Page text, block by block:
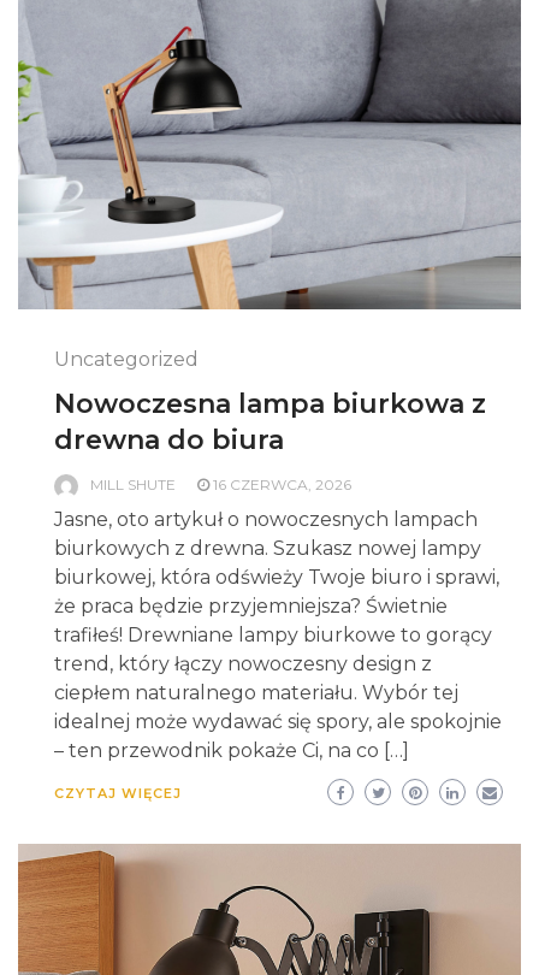
Uncategorized
Nowoczesna lampa biurkowa z
drewna do biura
MILL SHUTE 16 CZERWCA, 2026
Jasne, oto artykuł o nowoczesnych lampach
biurkowych z drewna. Szukasz nowej lampy
biurkowej, która odświeży Twoje biuro i sprawi,
że praca będzie przyjemniejsza? Świetnie
trafiłeś! Drewniane lampy biurkowe to gorący
trend, który łączy nowoczesny design z
ciepłem naturalnego materiału. Wybór tej
idealnej może wydawać się spory, ale spokojnie
– ten przewodnik pokaże Ci, na co […]
CZYTAJ WIĘCEJ